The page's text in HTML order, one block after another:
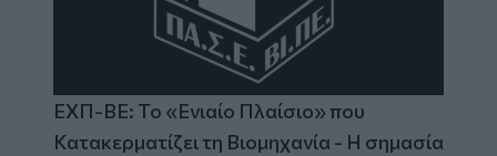
ΕΧΠ-ΒΕ: Το «Ενιαίο Πλαίσιο» που
Κατακερματίζει τη Βιομηχανία - Η σημασία